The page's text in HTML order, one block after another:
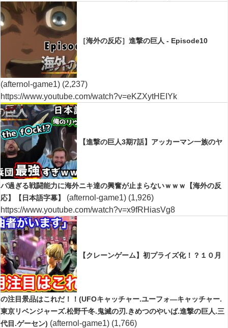
［海外の反応］進撃の巨人 - Episode10
(afternol-game1) (2,237)
https://www.youtube.com/watch?v=eKZXytHEIYk
【進撃の巨人3期7話】アッカーマン一族のヤ
バ過ぎる戦闘能力に海外ニキ達の興奮が止まらないｗｗｗ【海外の反
応】【日本語字幕】
(afternol-game1) (1,926)
https://www.youtube.com/watch?v=x9fRHiasVg8
【クレーンゲーム】初プライズ化！？１０月
の注目景品はこれだ！！(UFOキャッチャー.ユーフォ―キャッチャー.
東京リベンジャーズ.松野千冬.鬼滅の刃.きめつのやいば.進撃の巨人.三
代目.ゲーセン) (afternol-game1) (1,766)